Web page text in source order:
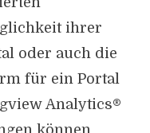
ihrer
oder auch die
für ein Portal
Analytics®